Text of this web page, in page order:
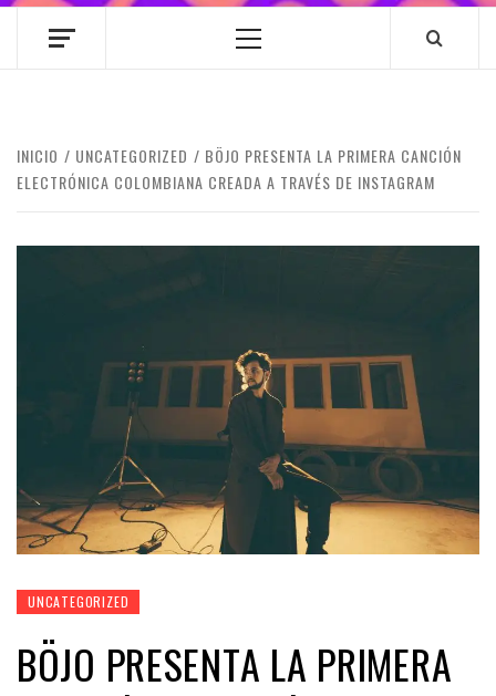
Menú
INICIO UNCATEGORIZED
BÖJO PRESENTA LA PRIMERA CANCIÓN
ELECTRÓNICA COLOMBIANA CREADA A TRAVÉS DE INSTAGRAM
UNCATEGORIZED
BÖJO PRESENTA LA PRIMERA